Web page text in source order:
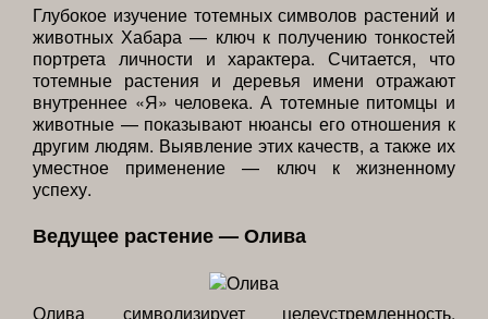
Глубокое изучение тотемных символов растений и
животных Хабара — ключ к получению тонкостей
портрета личности и характера. Считается, что
тотемные растения и деревья имени отражают
внутреннее «Я» человека. А тотемные питомцы и
животные — показывают нюансы его отношения к
другим людям. Выявление этих качеств, а также их
уместное применение — ключ к жизненному
успеху.
Ведущее растение — Олива
Олива символизирует целеустремленность.